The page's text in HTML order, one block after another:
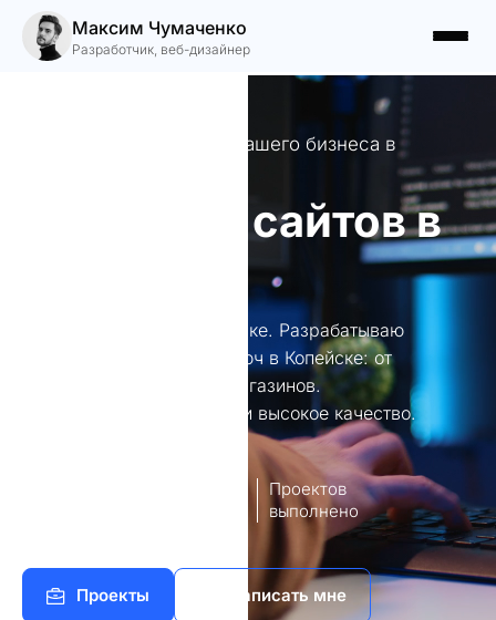
Максим Чумаченко
Разработчик, веб-дизайнер
Уникальные сайты для вашего бизнеса в
Создание сайтов в
Создание сайтов в Копейске. Разрабатываю
уникальные сайты под ключ в Копейске: от
лендингов до интернет-магазинов.
Индивидуальный подход и высокое качество.
Проектов
выполнено
Проекты Написать мне